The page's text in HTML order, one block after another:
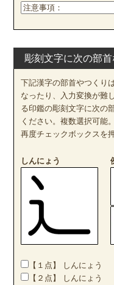
彫刻文字に次の部
下記漢字の部首やつくり
なったり、入力変換が難
る印鑑の彫刻文字に次の
ください。複数選択可能
再度チェックボックスを
しんにょう
【１点】 しんにょう
【２点】 しんにょう